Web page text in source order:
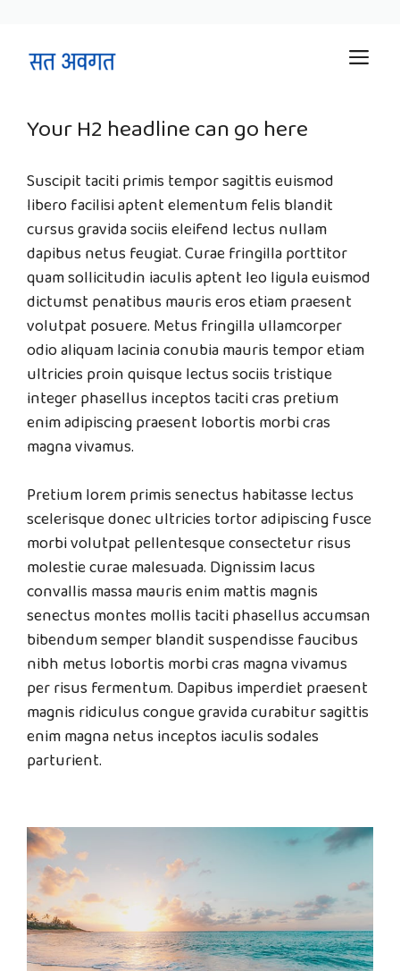
Your H2 headline can go here
Suscipit taciti primis tempor sagittis euismod
libero facilisi aptent elementum felis blandit
cursus gravida sociis eleifend lectus nullam
dapibus netus feugiat. Curae fringilla porttitor
quam sollicitudin iaculis aptent leo ligula euismod
dictumst penatibus mauris eros etiam praesent
volutpat posuere. Metus fringilla ullamcorper
odio aliquam lacinia conubia mauris tempor etiam
ultricies proin quisque lectus sociis tristique
integer phasellus inceptos taciti cras pretium
enim adipiscing praesent lobortis morbi cras
magna vivamus.
Pretium lorem primis senectus habitasse lectus
scelerisque donec ultricies tortor adipiscing fusce
morbi volutpat pellentesque consectetur risus
molestie curae malesuada. Dignissim lacus
convallis massa mauris enim mattis magnis
senectus montes mollis taciti phasellus accumsan
bibendum semper blandit suspendisse faucibus
nibh metus lobortis morbi cras magna vivamus
per risus fermentum. Dapibus imperdiet praesent
magnis ridiculus congue gravida curabitur sagittis
enim magna netus inceptos iaculis sodales
parturient.